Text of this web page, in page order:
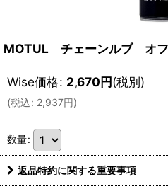
MOTUL チェーンルブ オフ
Wise価格: 2,670円(税別)
(税込: 2,937円)
数量:
返品特約に関する重要事項